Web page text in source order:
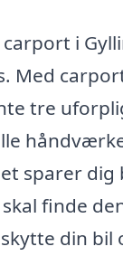
i
Med
tre
sparer dig
finde
din bil